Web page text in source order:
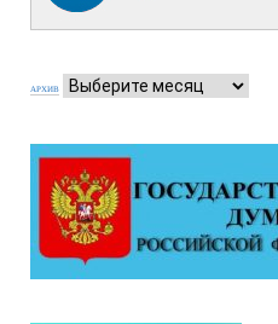
АРХИВ